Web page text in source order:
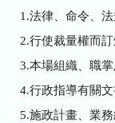
1.法律、命令、
2.行使裁量權而訂頒之解釋性
3.本場組織、職
4.行政指導有關
5.施政計畫、業務統